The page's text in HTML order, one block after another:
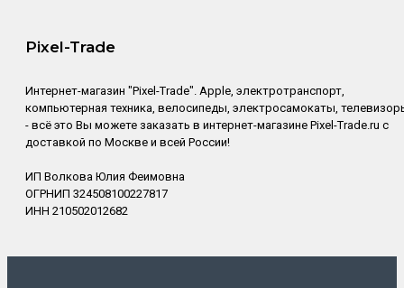
Pixel-Trade
Интернет-магазин "Pixel-Trade". Apple, электротранспорт,
компьютерная техника, велосипеды, электросамокаты,
- всё это Вы можете заказать в интернет-магазине Pixel-Trade.ru с
доставкой по Москве и всей России!
ИП Волкова Юлия Феимовна
ОГРНИП 324508100227817
ИНН 210502012682